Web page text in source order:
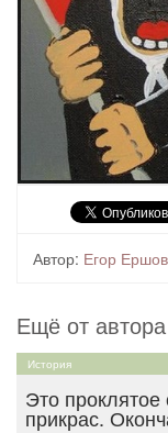
Автор: Егор Ершов
Ещё от автора
История
Это проклятое
прикрас.